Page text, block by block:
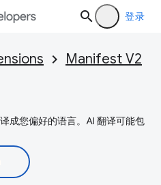
登录
Manifest V2
成您偏好的语言。AI 翻译可能包